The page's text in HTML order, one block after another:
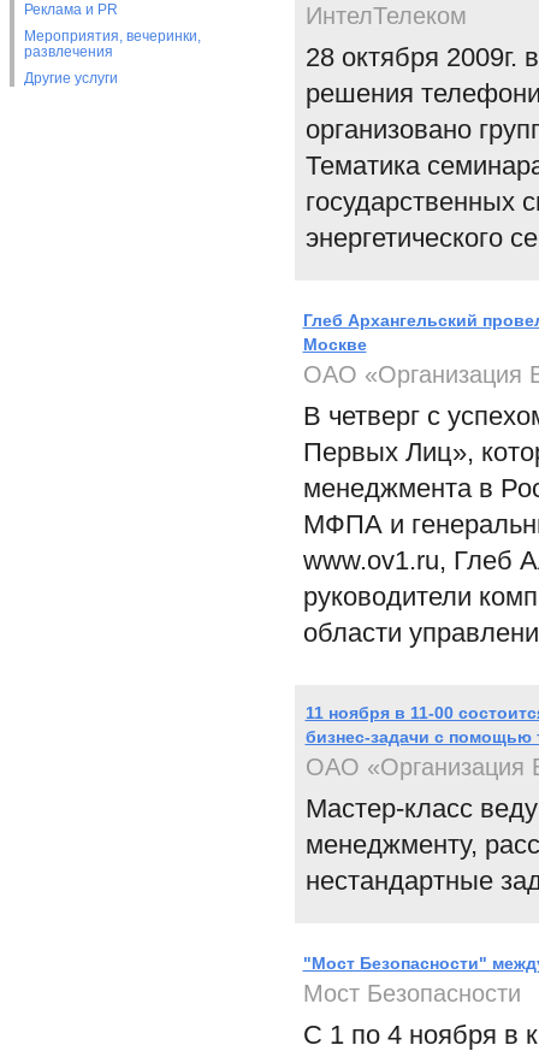
Реклама и PR
Мероприятия, вечеринки,
развлечения
Другие услуги
ИнтелТелеком
28 октября
решения
организовано
Тематика
государственных
энергетического
Глеб Архангельский
Москве
ОАО «Организация
В четверг с
Первых Лиц»,
менеджмента в
МФПА и
www.ov1.ru, Глеб
руководители
области
11 ноября в 11-00
бизнес-задачи с помощью
ОАО «Организация
Мастер-класс
менеджменту,
нестандартные
"Мост Безопасности"
Мост Безопасности
С 1 по 4 ноября в